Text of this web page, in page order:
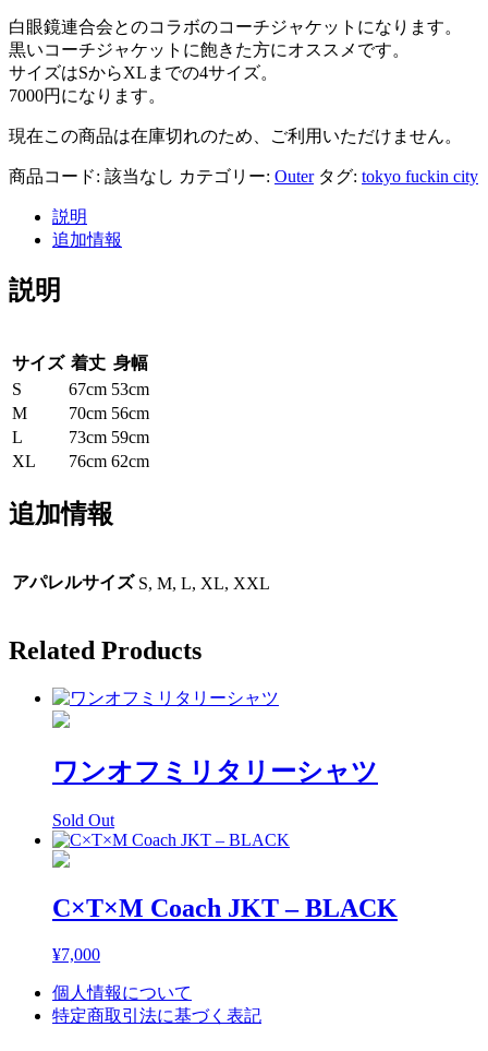
白眼鏡連合会とのコラボのコーチジャケットになります。
黒いコーチジャケットに飽きた方にオススメです。
サイズはSからXLまでの4サイズ。
7000円になります。
現在この商品は在庫切れのため、ご利用いただけません。
商品コード: 該当なし カテゴリー: Outer タグ: tokyo fuckin city
説明
追加情報
説明
サイズ 着丈 身幅
S
67cm 53cm
M
70cm 56cm
L
73cm 59cm
XL
76cm 62cm
追加情報
アパレルサイズ S, M, L, XL, XXL
Related Products
ワンオフミリタリーシャツ
Sold Out
C×T×M Coach JKT – BLACK
¥7,000
個人情報について
特定商取引法に基づく表記